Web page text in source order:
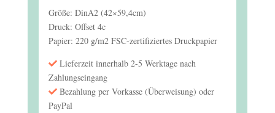
Größe: DinA2 (42×59,4cm)
Druck: Offset 4c
Papier: 220 g/m2 FSC-zertifiziertes Druckpapier
Lieferzeit innerhalb 2-5 Werktage nach
Zahlungseingang
Bezahlung per Vorkasse (Überweisung) oder
PayPal